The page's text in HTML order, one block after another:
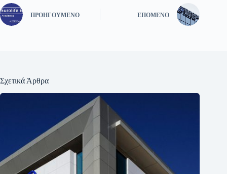
ΠΡΟΗΓΟΎΜΕΝΟ ΕΠΌΜΕΝΟ
Σχετικά Άρθρα